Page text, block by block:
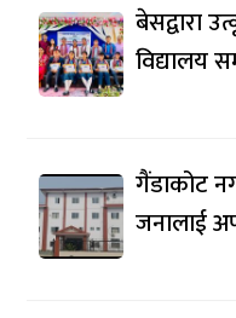
बेसद्वारा
विद्यालय
गैंडाकोट
जनालाई